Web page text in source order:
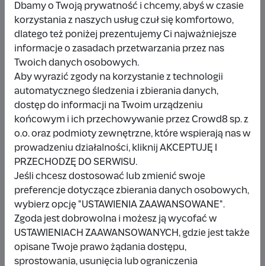
Udostępnij Zgłoś
Wpłacający/a
Wpłata anonimowa
10 zł miesiąc temu
Damianbloque Wordpress
1 zł 7 miesięcy temu
Dbamy o Twoją prywatność i chcemy, abyś w czasie
korzystania z naszych usług czuł się komfortowo,
dlatego też poniżej prezentujemy Ci najważniejsze
informacje o zasadach przetwarzania przez nas
Twoich danych osobowych.
Aby wyrazić zgody na korzystanie z technologii
automatycznego śledzenia i zbierania danych,
dostęp do informacji na Twoim urządzeniu
końcowym i ich przechowywanie przez Crowd8 sp. z
o.o. oraz podmioty zewnętrzne, które wspierają nas w
prowadzeniu działalności, kliknij AKCEPTUJĘ I
PRZECHODZĘ DO SERWISU.
Jeśli chcesz dostosować lub zmienić swoje
preferencje dotyczące zbierania danych osobowych,
wybierz opcję "USTAWIENIA ZAAWANSOWANE".
Zgoda jest dobrowolna i możesz ją wycofać w
USTAWIENIACH ZAAWANSOWANYCH, gdzie jest także
opisane Twoje prawo żądania dostępu,
sprostowania, usunięcia lub ograniczenia